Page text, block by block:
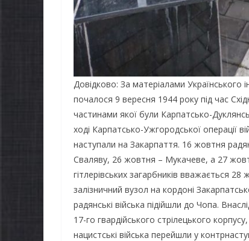
Довідково: За матеріалами Українського
почалося 9 вересня 1944 року під час
частинами якої були Карпатсько-
ході Карпатсько-Ужгородської операції
наступали на Закарпаття. 16 жовтня
Сваляву, 26 жовтня – Мукачеве, а 27
гітлерівських загарбників вважається
залізничний вузол на кордоні
радянські війська підійшли до Чопа.
17-го гвардійського стрілецького
нацистські війська перейшли у